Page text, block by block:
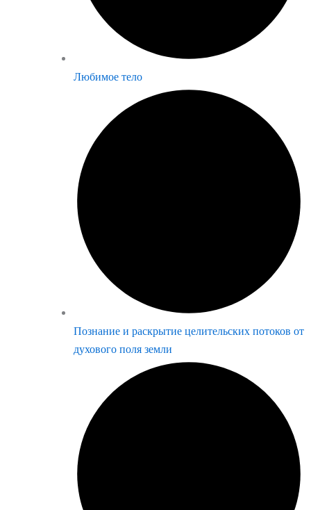
Любимое тело
Познание и раскрытие целительских потоков от
духового поля земли